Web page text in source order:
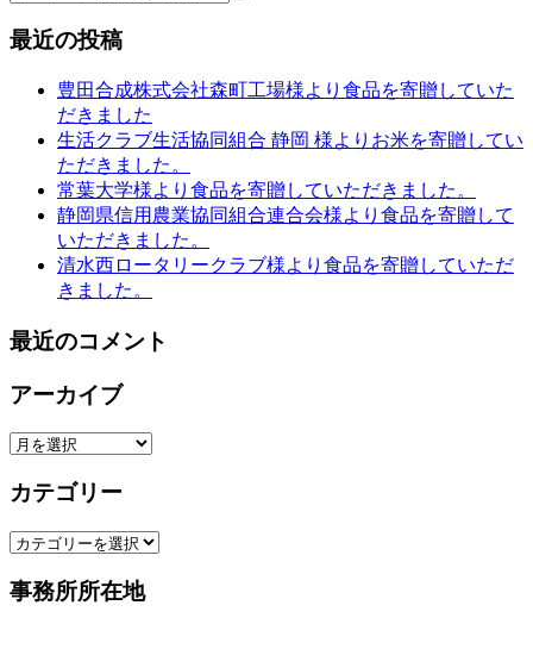
最近の投稿
豊田合成株式会社森町工場様より食品を寄贈していた
だきました
生活クラブ生活協同組合 静岡 様よりお米を寄贈してい
ただきました。
常葉大学様より食品を寄贈していただきました。
静岡県信用農業協同組合連合会様より食品を寄贈して
いただきました。
清水西ロータリークラブ様より食品を寄贈していただ
きました。
最近のコメント
アーカイブ
ア
カ
ブ
カテゴリー
カ
ゴ
事務所所在地